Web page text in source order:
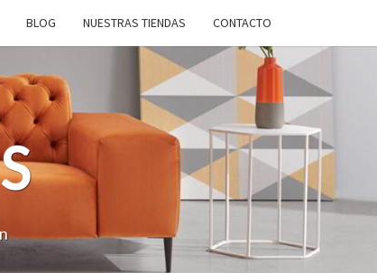
BLOG NUESTRAS TIENDAS CONTACTO